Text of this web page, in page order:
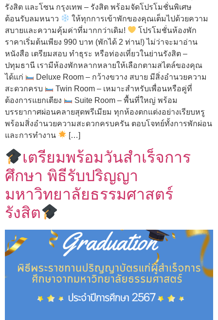
รังสิต และโซน กรุงเทพ – รังสิต พร้อมจัดโปรโมชั่นพิเศษ
ต้อนรับลมหนาว
ให้ทุกการเข้าพักของคุณเต็มไปด้วยความ
สบายและความคุ้มค่าที่มากกว่าเดิม!
โปรโมชั่นห้องพัก
ราคาเริ่มต้นเพียง 990 บาท (พักได้ 2 ท่าน!) ไม่ว่าจะมาอ่าน
หนังสือ เตรียมสอบ ทำธุระ หรือท่องเที่ยวในย่านรังสิต –
ปทุมธานี เรามีห้องพักหลากหลายให้เลือกตามสไตล์ของคุณ
ได้แก่
Deluxe Room – กว้างขวาง สบาย มีสิ่งอำนวยความ
สะดวกครบ
Twin Room – เหมาะสำหรับเพื่อนหรือคู่ที่
ต้องการแยกเตียง
Suite Room – พื้นที่ใหญ่ พร้อม
บรรยากาศผ่อนคลายสุดพรีเมียม ทุกห้องตกแต่งอย่างเรียบหรู
พร้อมสิ่งอำนวยความสะดวกครบครัน ตอบโจทย์ทั้งการพักผ่อน
และการทำงาน
[…]
เตรียมพร้อมวันสำเร็จการ
ศึกษา พิธีรับปริญญา
มหาวิทยาลัยธรรมศาสตร์
รังสิต